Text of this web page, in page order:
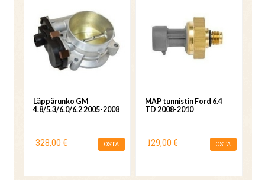
Läppärunko GM
4.8/5.3/6.0/6.2 2005-2008
328,00 € OSTA
MAP tunnistin Ford 6.4
TD 2008-2010
129,00 € OSTA